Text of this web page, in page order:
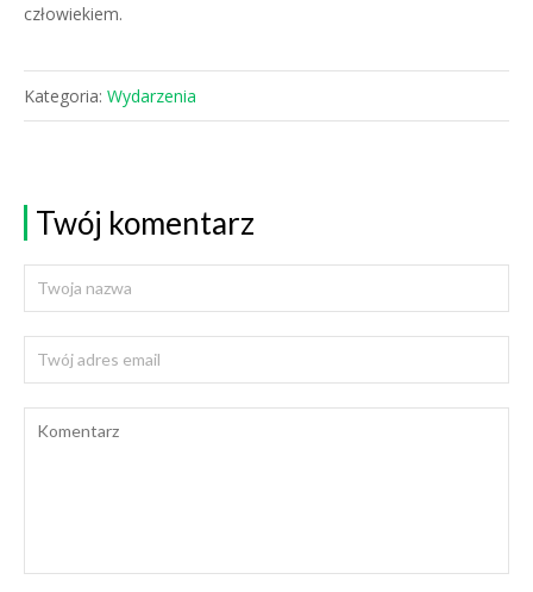
człowiekiem.
Kategoria: Wydarzenia
Twój komentarz